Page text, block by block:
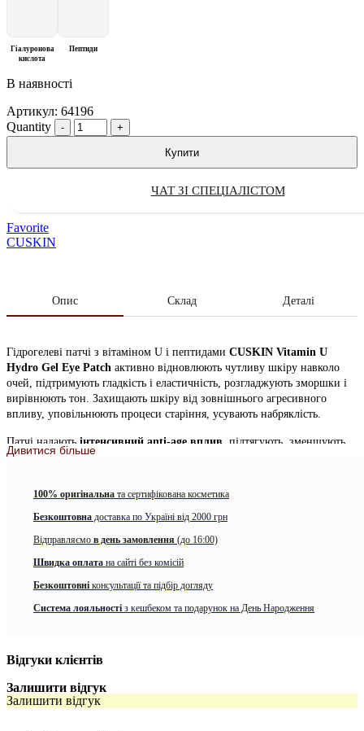
Гіалуронова
кислота
Пептиди
В наявності
Артикул: 64196
Quantity
Купити
ЧАТ ЗІ СПЕЦІАЛІСТОМ
Favorite
CUSKIN
Опис Склад Деталі
Гідрогелеві патчі з вітаміном U і пептидами CUSKIN Vitamin U
Hydro Gel Eye Patch активно відновлюють чутливу шкіру навколо
очей, підтримують гладкість і еластичність, розгладжують зморшки і
вирівнюють тон. Захищають шкіру від зовнішнього агресивного
впливу, уповільнюють процеси старіння, усувають набряклість.
Патчі надають інтенсивний anti-age вплив, підтягують, зменшують
вираженість зморшок і шкірних заломів. Покращують колір обличчя,
пружною. Глибоко зволожують, усувають зневоднення, підтримують
природний рівень зволоженості.
засновані на особливих формулах, розроблених у власних
лабораторіях бренду. У самій назві ховаються два основних
Головним діючим компонентом патчів євітамін U– запатентований
глибокі мімічні зморшки, заспокоює запальні процеси і активізує
функції відновлення і регенерації.
Додаткові діючі речовини:
Дивитися більше
100% оригінальна та сертифікована косметика
Безкоштовна доставка по Україні від 2000 грн
Відправляємо в день замовлення (до 16:00)
Швидка оплата на сайті без комісій
Безкоштовні консультації та підбір догляду
Система лояльності з кешбеком та подарунок на День Народження
Відгуки клієнтів
Залишити відгук
Залишити відгук